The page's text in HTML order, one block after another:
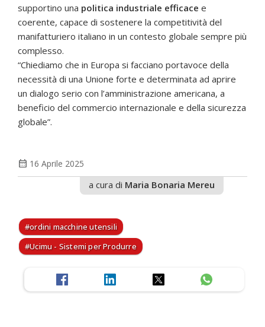
supportino una politica industriale efficace e
coerente, capace di sostenere la competitività del
manifatturiero italiano in un contesto globale sempre più
complesso.
“Chiediamo che in Europa si facciano portavoce della
necessità di una Unione forte e determinata ad aprire
un dialogo serio con l’amministrazione americana, a
beneficio del commercio internazionale e della sicurezza
globale”.
calendar_month 16 Aprile 2025
a cura di Maria Bonaria Mereu
ordini macchine utensili
Ucimu - Sistemi per Produrre